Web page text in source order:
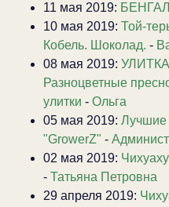
11 мая 2019:
10 мая 2019: Той-
Кобель. Шоколад. -
08 мая 2019:
Разноцветные
улитки - Ольга
05 мая 2019: Лучшие
"GrowerZ" -
02 мая 2019:
- Татьяна Петровна
29 апреля 2019: